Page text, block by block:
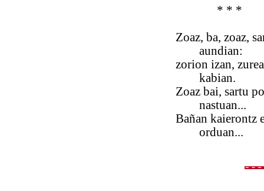
* * *
Zoaz, ba, zoaz,
aundian:
zorion izan,
kabian.
Zoaz bai, sartu
nastuan...
Bañan kaierontz
orduan...